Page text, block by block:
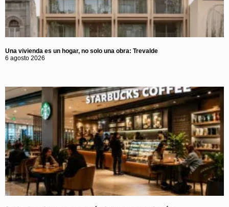
Una vivienda es un hogar, no solo una obra: Trevalde
6 agosto 2026